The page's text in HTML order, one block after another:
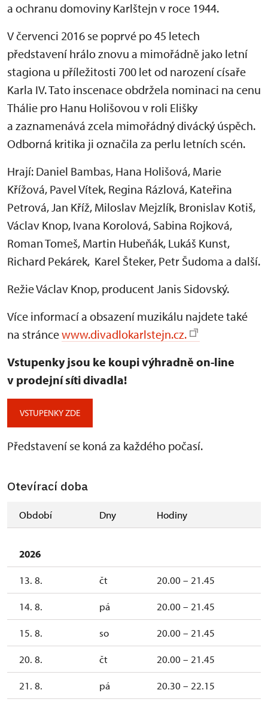
a ochranu domoviny Karlštejn v roce 1944.
V červenci 2016 se poprvé po 45 letech
představení hrálo znovu a mimořádně jako letní
stagiona u příležitosti 700 let od narození císaře
Karla IV. Tato inscenace obdržela nominaci na cenu
Thálie pro Hanu Holišovou v roli Elišky
a zaznamenává zcela mimořádný divácký úspěch.
Odborná kritika ji označila za perlu letních scén.
Hrají: Daniel Bambas, Hana Holišová, Marie
Křížová, Pavel Vítek, Regina Rázlová, Kateřina
Petrová, Jan Kříž, Miloslav Mejzlík, Bronislav Kotiš,
Václav Knop, Ivana Korolová, Sabina Rojková,
Roman Tomeš, Martin Hubeňák, Lukáš Kunst,
Richard Pekárek, Karel Šteker, Petr Šudoma a další.
Režie Václav Knop, producent Janis Sidovský.
Více informací a obsazení muzikálu najdete také
na stráncewww.divadlokarlstejn.cz.
Vstupenky jsou ke koupi výhradně on-line
v prodejní síti divadla!
VSTUPENKY ZDE
Představení se koná za každého počasí.
Otevírací doba
Období Dny Hodiny
2026
13. 8. čt 20.00 – 21.45
14. 8. pá 20.00 – 21.45
15. 8. so 20.00 – 21.45
20. 8. čt 20.00 – 21.45
21. 8. pá 20.30 – 22.15